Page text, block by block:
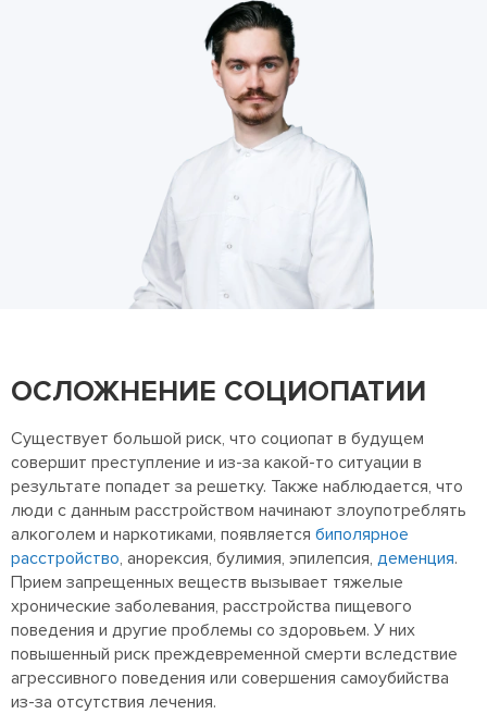
ОСЛОЖНЕНИЕ СОЦИОПАТИИ
Существует большой риск, что социопат в будущем
совершит преступление и из-за какой-то ситуации в
результате попадет за решетку. Также наблюдается, что
люди с данным расстройством начинают злоупотреблять
алкоголем и наркотиками, появляется биполярное
расстройство, анорексия, булимия, эпилепсия, деменция.
Прием запрещенных веществ вызывает тяжелые
хронические заболевания, расстройства пищевого
поведения и другие проблемы со здоровьем. У них
повышенный риск преждевременной смерти вследствие
агрессивного поведения или совершения самоубийства
из-за отсутствия лечения.